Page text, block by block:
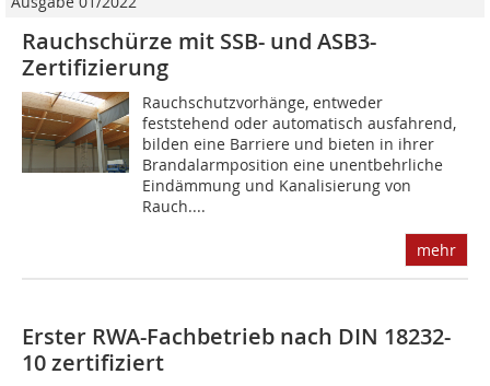
Rauchschürze mit SSB- und ASB3-
Zertifizierung
Rauchschutzvorhänge, entweder
feststehend oder automatisch ausfahrend,
bilden eine Barriere und bieten in ihrer
Brandalarmposition eine ­unentbehrliche
Eindämmung und Kanalisierung von
Rauch....
mehr
Erster RWA-Fachbetrieb nach DIN 18232-
10 zertifiziert